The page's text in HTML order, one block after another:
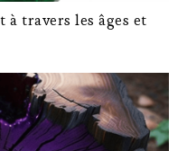
à travers les âges et